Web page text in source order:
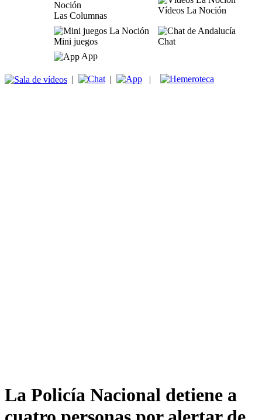
Las Columnas
Vídeos La Noción
Mini juegos
Chat
App
| | |
La Policía Nacional detiene a